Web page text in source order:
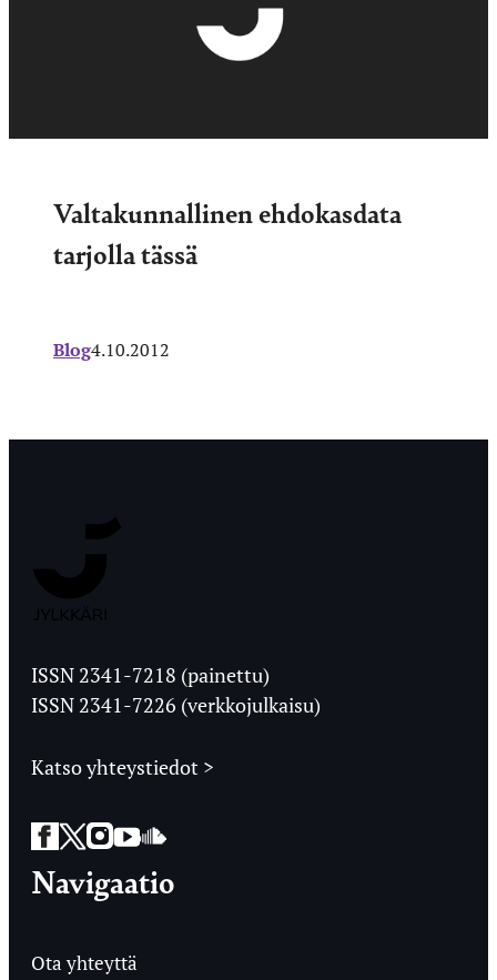
Valtakunnallinen ehdokasdata
tarjolla tässä
Blog4.10.2012
Ylioppilaslehti
ISSN 2341-7218 (painettu)
ISSN 2341-7226 (verkkojulkaisu)
Katso yhteystiedot >
Facebook
Twitter
Instagram
YouTube
SoundCloud
Navigaatio
Ota yhteyttä